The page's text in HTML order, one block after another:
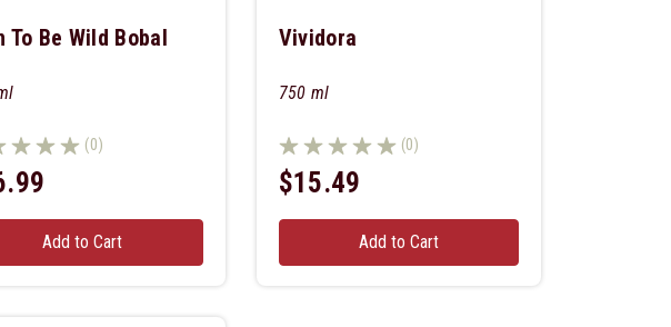
To Be Wild Bobal
(0)
Add to Cart
Vividora
750 ml
(0)
$15.49
Add to Cart